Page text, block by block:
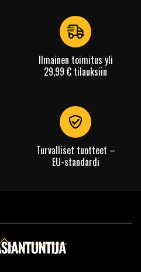
Ilmainen toimitus yli
29,99 € tilauksiin
Turvalliset tuotteet –
EU-standardi